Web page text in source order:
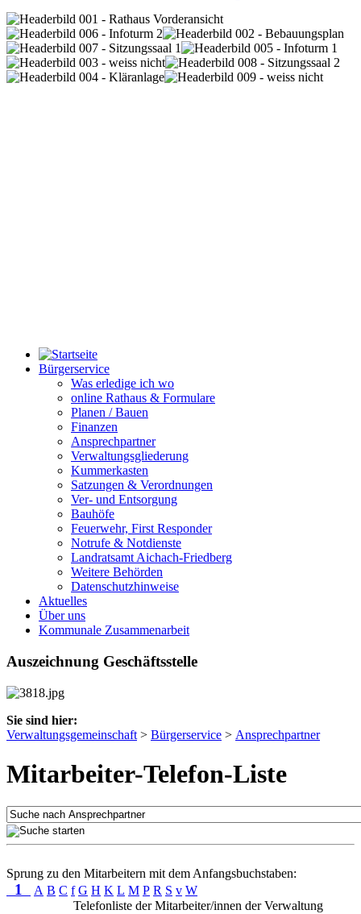
Bürgerservice
Was erledige ich wo
online Rathaus & Formulare
Planen / Bauen
Finanzen
Ansprechpartner
Verwaltungsgliederung
Kummerkasten
Satzungen & Verordnungen
Ver- und Entsorgung
Bauhöfe
Feuerwehr, First Responder
Notrufe & Notdienste
Landratsamt Aichach-Friedberg
Weitere Behörden
Datenschutzhinweise
Aktuelles
Über uns
Kommunale Zusammenarbeit
Auszeichnung Geschäftsstelle
Sie sind hier:
Verwaltungsgemeinschaft > Bürgerservice > Ansprechpartner
Mitarbeiter-Telefon-Liste
Sprung zu den Mitarbeitern mit dem Anfangsbuchstaben:
1 A B C f G H K L M P R S v W
Telefonliste der Mitarbeiter/innen der Verwaltung